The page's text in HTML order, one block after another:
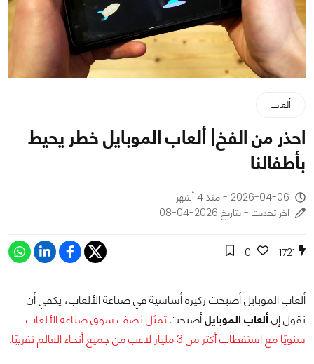
ألعاب
احذر من الفخ| ألعاب الموبايل خطر يحيط
بأطفالنا
2026-04-06 - منذ 4 أشهر
اخر تحديث - بتاريخ 2026-04-08
1721
0
ألعاب الموبايل أصبحت ركيزة أساسية في صناعة الألعاب، يكفي أن
نقول إنألعاب الموبايلأصبحتتمثل نصف سوق صناعة الألعاب
سنويًا مع استقطاب أكثر من 3 مليار لاعب من جميع أنحاء العالم تقريبًا.